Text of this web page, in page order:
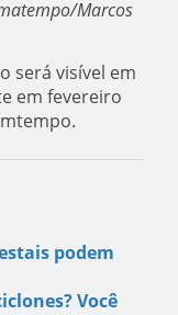
Marcos
será visível em
em fevereiro
podem
Você